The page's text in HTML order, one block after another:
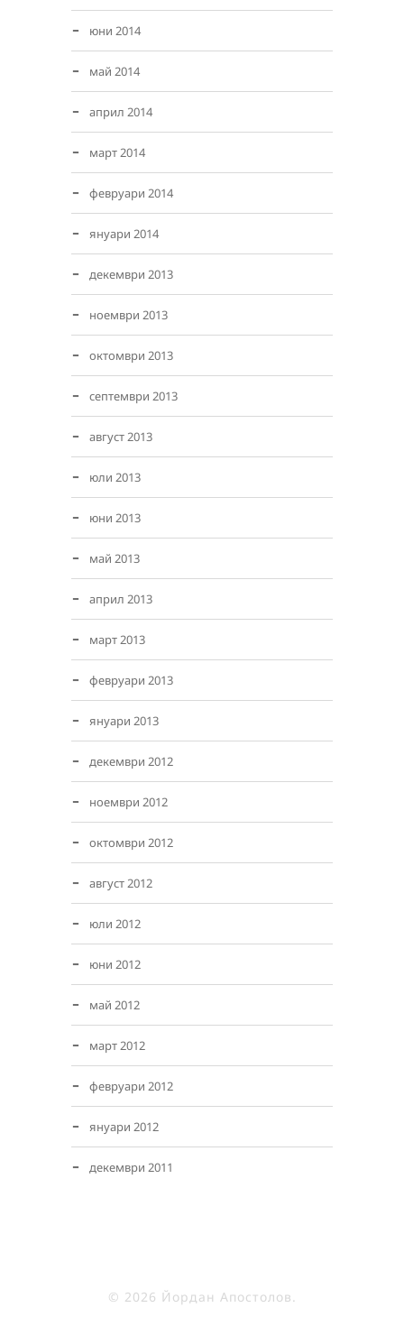
юни 2014
май 2014
април 2014
март 2014
февруари 2014
януари 2014
декември 2013
ноември 2013
октомври 2013
септември 2013
август 2013
юли 2013
юни 2013
май 2013
април 2013
март 2013
февруари 2013
януари 2013
декември 2012
ноември 2012
октомври 2012
август 2012
юли 2012
юни 2012
май 2012
март 2012
февруари 2012
януари 2012
декември 2011
© 2026 Йордан Апостолов.